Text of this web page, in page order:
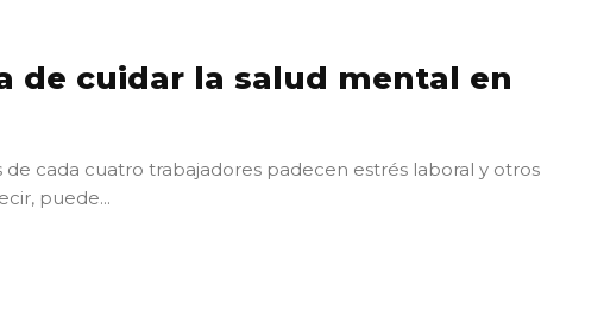
de cuidar la salud mental en
de cada cuatro trabajadores padecen estrés laboral y otros
puede...